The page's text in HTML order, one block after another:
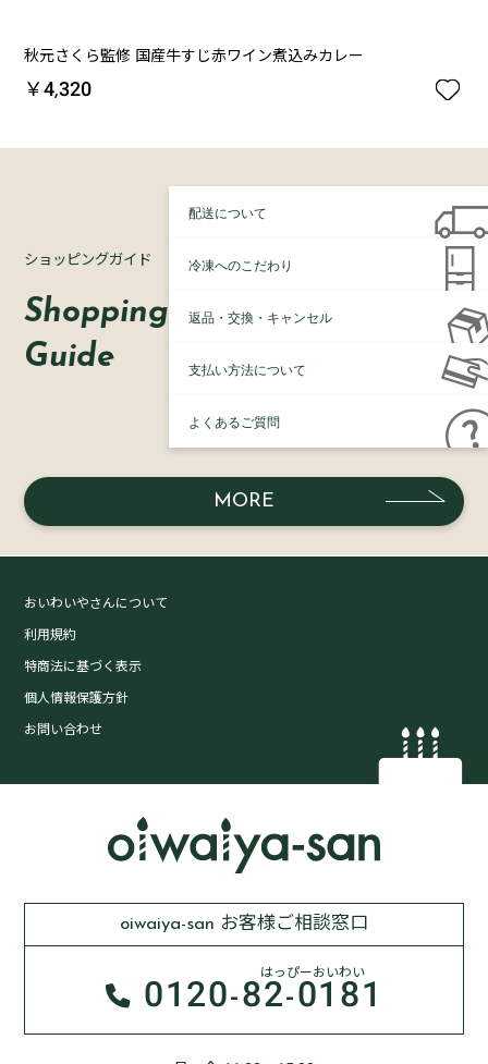
秋元さくら監修 国産牛すじ赤ワイン煮込みカレー
￥4,320 
ショッピングガイド
Shopping
Guide
MORE
配送について
冷凍へのこだわり
返品・交換・キャンセル
支払い方法について
よくあるご質問
おいわいやさんについて
利用規約
特商法に基づく表示
個人情報保護方針
お問い合わせ
oiwaiya-san お客様ご相談窓口
0120-82-0181
はっぴーおいわい